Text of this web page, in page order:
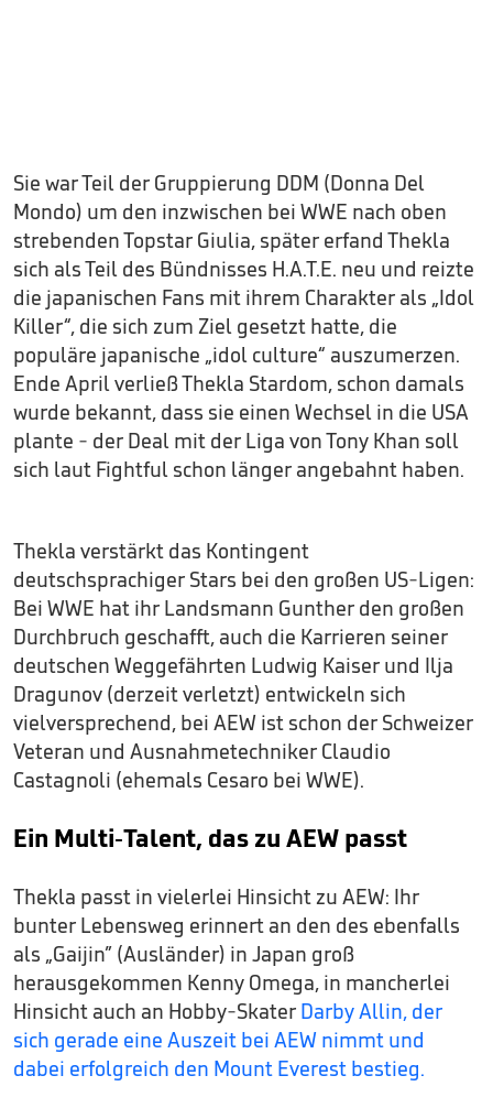
Sie war Teil der Gruppierung DDM (Donna Del
Mondo) um den inzwischen bei WWE nach oben
strebenden Topstar Giulia, später erfand Thekla
sich als Teil des Bündnisses H.A.T.E. neu und reizte
die japanischen Fans mit ihrem Charakter als „Idol
Killer“, die sich zum Ziel gesetzt hatte, die
populäre japanische „idol culture“ auszumerzen.
Ende April verließ Thekla Stardom, schon damals
wurde bekannt, dass sie einen Wechsel in die USA
plante - der Deal mit der Liga von Tony Khan soll
sich laut Fightful schon länger angebahnt haben.
Thekla verstärkt das Kontingent
deutschsprachiger Stars bei den großen US-Ligen:
Bei WWE hat ihr Landsmann Gunther den großen
Durchbruch geschafft, auch die Karrieren seiner
deutschen Weggefährten Ludwig Kaiser und Ilja
Dragunov (derzeit verletzt) entwickeln sich
vielversprechend, bei AEW ist schon der Schweizer
Veteran und Ausnahmetechniker Claudio
Castagnoli (ehemals Cesaro bei WWE).
Ein Multi-Talent, das zu AEW passt
Thekla passt in vielerlei Hinsicht zu AEW: Ihr
bunter Lebensweg erinnert an den des ebenfalls
als „Gaijin” (Ausländer) in Japan groß
herausgekommen Kenny Omega, in mancherlei
Hinsicht auch an Hobby-Skater Darby Allin, der
sich gerade eine Auszeit bei AEW nimmt und
dabei erfolgreich den Mount Everest bestieg.